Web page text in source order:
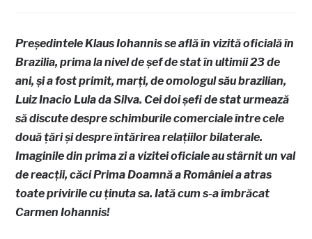
Președintele Klaus Iohannis se află în vizită oficială în
Brazilia, prima la nivel de şef de stat în ultimii 23 de
ani, și a fost primit, marți, de omologul său brazilian,
Luiz Inacio Lula da Silva. Cei doi șefi de stat urmează
să discute despre schimburile comerciale între cele
două țări și despre întărirea relațiilor bilaterale.
Imaginile din prima zi a vizitei oficiale au stârnit un val
de reacții, căci Prima Doamnă a României a atras
toate privirile cu ținuta sa. Iată cum s-a îmbrăcat
Carmen Iohannis!